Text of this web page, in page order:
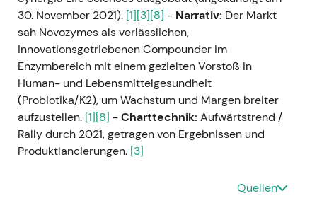
30. November 2021). [1][3][8] - Narrativ: Der Markt
sah Novozymes als verlässlichen,
innovationsgetriebenen Compounder im
Enzymbereich mit einem gezielten Vorstoß in
Human- und Lebensmittelgesundheit
(Probiotika/K2), um Wachstum und Margen breiter
aufzustellen. [1][8] -Charttechnik: Aufwärtstrend /
Rally durch 2021, getragen von Ergebnissen und
Produktlancierungen. [3]
Quellen